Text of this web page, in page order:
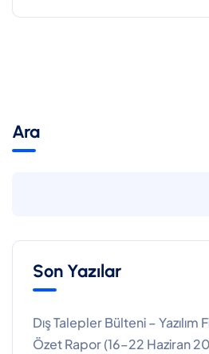
Ara
Son Yazılar
Dış Talepler Bülteni – Yazılım
Özet Rapor (16–22 Haziran